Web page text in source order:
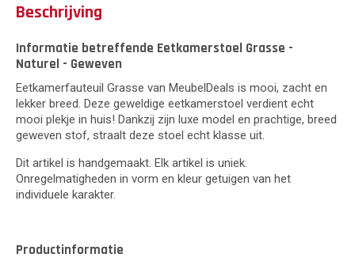
Beschrijving
Informatie betreffende Eetkamerstoel Grasse -
Naturel - Geweven
Eetkamerfauteuil Grasse van MeubelDeals is mooi, zacht en
lekker breed. Deze geweldige eetkamerstoel verdient echt
mooi plekje in huis! Dankzij zijn luxe model en prachtige, breed
geweven stof, straalt deze stoel echt klasse uit.
Dit artikel is handgemaakt. Elk artikel is uniek.
Onregelmatigheden in vorm en kleur getuigen van het
individuele karakter.
Productinformatie